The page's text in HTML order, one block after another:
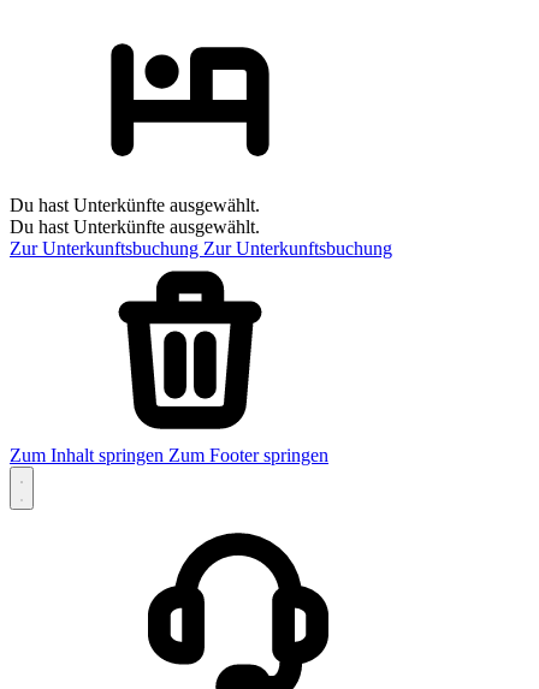
Du hast Unterkünfte ausgewählt.
Du hast Unterkünfte ausgewählt.
Zur Unterkunftsbuchung Zur Unterkunftsbuchung
Zum Inhalt springen Zum Footer springen